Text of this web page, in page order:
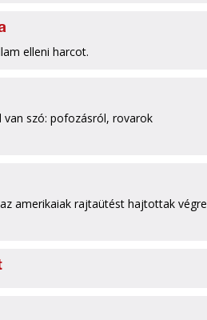
elleni harcot.
van szó: pofozásról, rovarok
amerikaiak rajtaütést hajtottak végre